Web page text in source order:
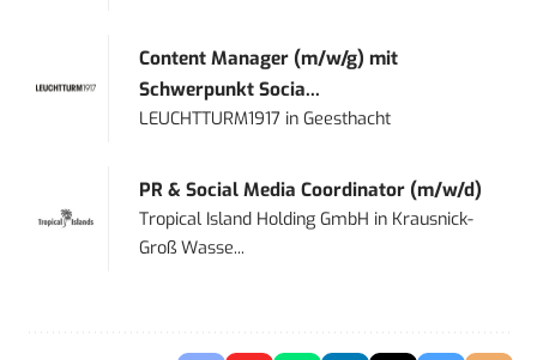
Content Manager (m/w/g) mit
Schwerpunkt Socia...
LEUCHTTURM1917 inGeesthacht
PR & Social Media Coordinator (m/w/d)
Tropical Island Holding GmbH in Krausnick-
Groß Wasse...